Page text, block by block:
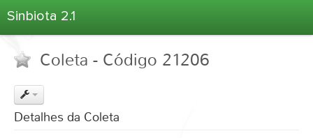
Sinbiota 2.1
Informações Ambientais
Coletas
Coleta - Código 21206
Detalhes da Coleta